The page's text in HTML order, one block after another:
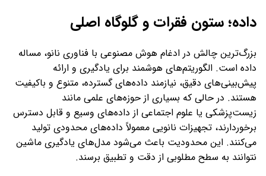
داده؛ ستون فقرات و گلوگاه اصلی
بزرگ‌ترین چالش در ادغام هوش مصنوعی با فناوری نانو، مساله
داده است. الگوریتم‌های هوشمند برای یادگیری و ارائه
پیش‌بینی‌های دقیق، نیازمند داده‌های گسترده، متنوع و باکیفیت
هستند. در حالی که بسیاری از حوزه‌های علمی مانند
زیست‌پزشکی یا علوم اجتماعی از داده‌های وسیع و قابل دسترس
برخوردارند، تجهیزات نانویی معمولاً داده‌های محدودی تولید
می‌کنند. این محدودیت باعث می‌شود مدل‌های یادگیری ماشین
نتوانند به سطح مطلوبی از دقت و تطبیق برسند.